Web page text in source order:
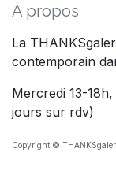
À propos
La
contemporain
Mercredi 13-
jours sur rdv)
Copyright ©